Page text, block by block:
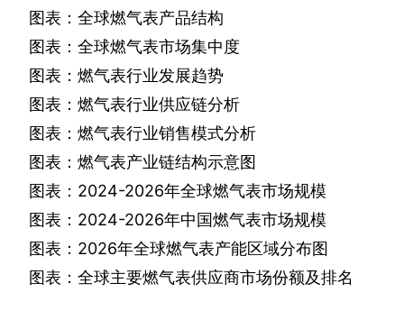
图表：全球燃气表产品结构
图表：全球燃气表市场集中度
图表：燃气表行业发展趋势
图表：燃气表行业供应链分析
图表：燃气表行业销售模式分析
图表：燃气表产业链结构示意图
图表： 2024-2026年全球燃气表市场规模
图表： 2024-2026年中国燃气表市场规模
图表： 2026年全球燃气表产能区域分布图
图表：全球主要燃气表供应商市场份额及排名